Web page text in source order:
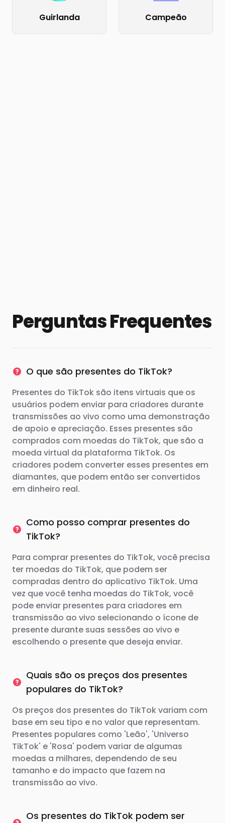
Guirlanda Campeão
Perguntas Frequentes
O que são presentes do TikTok?
Presentes do TikTok são itens virtuais que os
usuários podem enviar para criadores durante
transmissões ao vivo como uma demonstração
de apoio e apreciação. Esses presentes são
comprados com moedas do TikTok, que são a
moeda virtual da plataforma TikTok. Os
criadores podem converter esses presentes em
diamantes, que podem então ser convertidos
em dinheiro real.
Como posso comprar presentes do
TikTok?
Para comprar presentes do TikTok, você precisa
ter moedas do TikTok, que podem ser
compradas dentro do aplicativo TikTok. Uma
vez que você tenha moedas do TikTok, você
pode enviar presentes para criadores em
transmissão ao vivo selecionando o ícone de
presente durante suas sessões ao vivo e
escolhendo o presente que deseja enviar.
Quais são os preços dos presentes
populares do TikTok?
Os preços dos presentes do TikTok variam com
base em seu tipo e no valor que representam.
Presentes populares como 'Leão', 'Universo
TikTok' e 'Rosa' podem variar de algumas
moedas a milhares, dependendo de seu
tamanho e do impacto que fazem na
transmissão ao vivo.
Os presentes do TikTok podem ser